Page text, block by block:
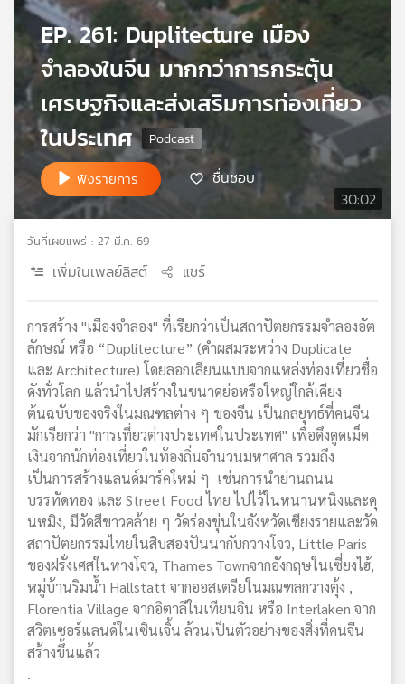
เครือ
ข่าย
วิทยุ
ไทย
พี
บี
เอส
แผนที่
วิทยุ
เครือ
30:02
EP. 261: Duplitecture เมือง
จำลองในจีน มากกว่าการกระตุ้น
เศรษฐกิจและส่งเสริมการท่องเที่ยว
ในประเทศ
ฟังรายการ ชื่นชอบ
วันที่เผยแพร่ : 27 มี.ค. 69
เพิ่มในเพลย์ลิสต์ แชร์
การสร้าง "เมืองจำลอง" ที่เรียกว่าเป็นสถาปัตยกรรมจำลองอัต
ลักษณ์ หรือ “Duplitecture” (คำผสมระหว่าง Duplicate
และ Architecture) โดยลอกเลียนแบบจากแหล่งท่องเที่ยวชื่อ
ดังทั่วโลก แล้วนำไปสร้างในขนาดย่อหรือใหญ่ใกล้เคียง
ต้นฉบับของจริงในมณฑลต่าง ๆ ของจีน เป็นกลยุทธ์ที่คนจีน
มักเรียกว่า "การเที่ยวต่างประเทศในประเทศ" เพื่อดึงดูดเม็ด
เงินจากนักท่องเที่ยวในท้องถิ่นจำนวนมหาศาล รวมถึง
เป็นการสร้างแลนด์มาร์คใหม่ ๆ เช่นการนำย่านถนน
บรรทัดทอง และ Street Food ไทย ไปไว้ในหนานหนิงและคุ
นหมิง, มีวัดสีขาวคล้าย ๆ วัดร่องขุ่นในจังหวัดเชียงรายและวัด
สถาปัตยกรรมไทยในสิบสองปันนากับกวางโจว, Little Paris
ของฝรั่งเศสในหางโจว, Thames Townจากอังกฤษในเซี่ยงไฮ้,
หมู่บ้านริมน้ำ Hallstatt จากออสเตรียในมณฑลกวางตุ้ง ,
Florentia Village จากอิตาลีในเทียนจิน หรือ Interlaken จาก
สวิตเซอร์แลนด์ในเซินเจิ้น ล้วนเป็นตัวอย่างของสิ่งที่คนจีน
สร้างขึ้นแล้ว
.